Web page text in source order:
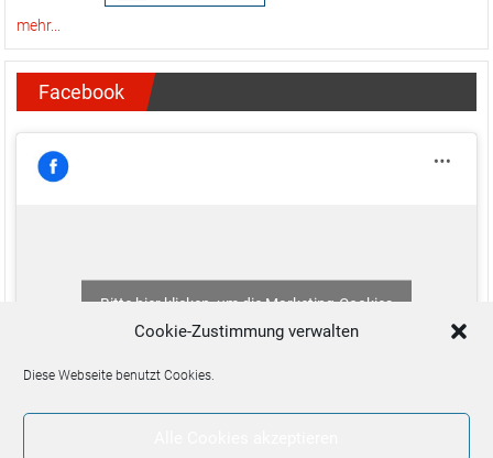
Cookie-Zustimmung verwalten
Diese Webseite benutzt Cookies.
mehr...
Facebook
Bitte hier klicken, um die Marketing-Cookies
zu akzeptieren und diesen Inhalt zu aktivieren